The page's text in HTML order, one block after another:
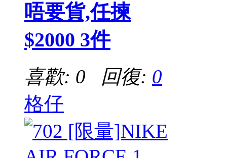
唔要貨,任揀
$2000 3件
喜歡: 0 回復: 0
格仔